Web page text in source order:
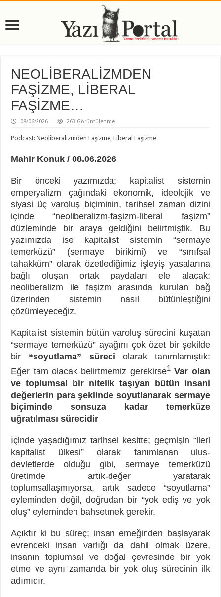
NEOLİBERALİZMDEN
FAŞİZME, LİBERAL
FAŞİZME…
08/06/2026 263 Görüntülenme
Podcast: Neoliberalizmden Faşizme, Liberal Faşizme
Mahir Konuk / 08.06.2026
Bir önceki yazımızda; kapitalist sistemin
emperyalizm çağındaki ekonomik, ideolojik ve
siyasi üç varoluş biçiminin, tarihsel zaman dizini
içinde “neoliberalizm-faşizm-liberal faşizm”
düzleminde bir araya geldiğini belirtmiştik. Bu
yazımızda ise kapitalist sistemin “sermaye
temerküzü” (sermaye birikimi) ve “sınıfsal
tahakküm” olarak özetlediğimiz işleyiş yasalarına
bağlı oluşan ortak paydaları ele alacak;
neoliberalizm ile faşizm arasında kurulan bağ
üzerinden sistemin nasıl bütünleştiğini
çözümleyeceğiz.
Kapitalist sistemin bütün varoluş sürecini kuşatan
“sermaye temerküzü” ayağını çok özet bir şekilde
bir “soyutlama” süreci olarak tanımlamıştık:
Eğer tam olacak belirtmemiz gerekirse1 Var olan
ve toplumsal bir nitelik taşıyan bütün insani
değerlerin para şeklinde soyutlanarak sermaye
biçiminde sonsuza kadar temerküze
uğratılması sürecidir
İçinde yaşadığımız tarihsel kesitte; geçmişin “ileri
kapitalist ülkesi” olarak tanımlanan ulus-
devletlerde olduğu gibi, sermaye temerküzü
üretimde artık-değer yaratarak
toplumsallaşmıyorsa, artık sadece “soyutlama”
eyleminden değil, doğrudan bir “yok ediş ve yok
oluş” eyleminden bahsetmek gerekir.
Açıktır ki bu süreç; insan emeğinden başlayarak
evrendeki insan varlığı da dahil olmak üzere,
insanın toplumsal ve doğal çevresinde bir yok
etme ve aynı zamanda bir yok oluş sürecinin ilk
adımıdır.